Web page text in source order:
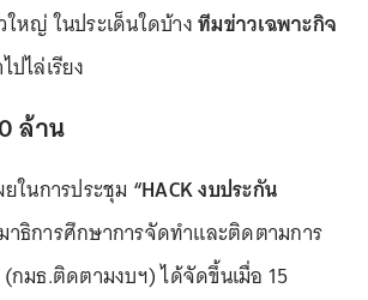
หญ่ ในประเด็นใดบ้างทีมข่าวเฉพาะกิจ
ปไล่เรียง
ล้าน
ยในการประชุม “HACK งบประกัน
ธิการศึกษาการจัดทำและติดตามการ
กมธ.ติดตามงบฯ) ได้จัดขึ้นเมื่อ 15